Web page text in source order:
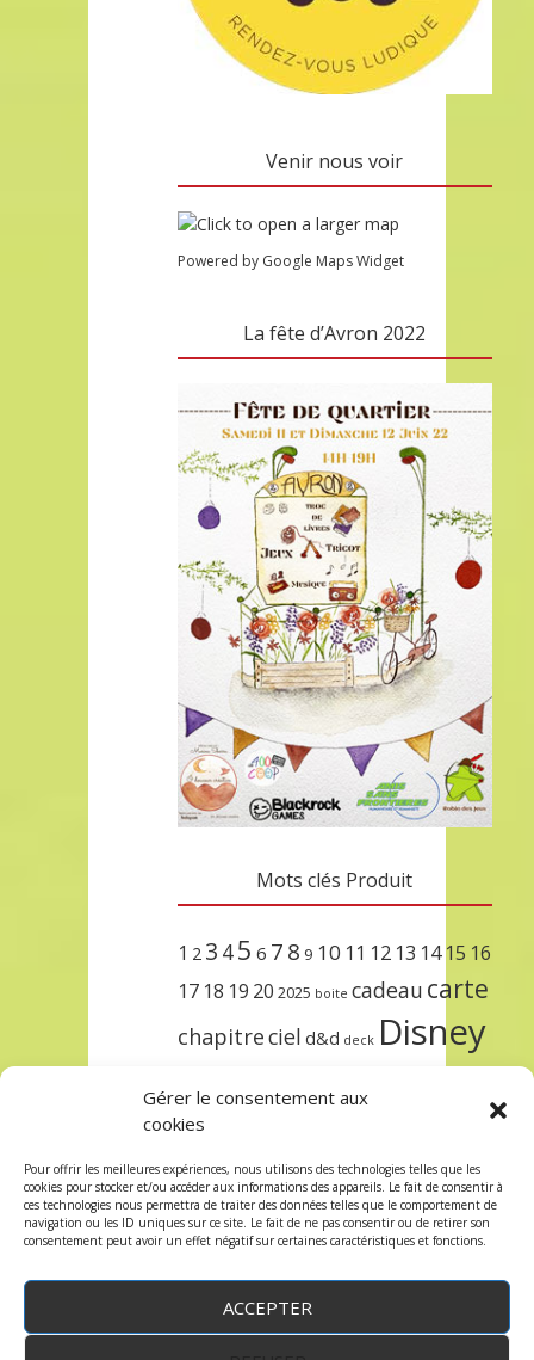
Gérer le consentement aux
cookies
Pour offrir les meilleures expériences, nous utilisons des technologies telles que les
cookies pour stocker et/ou accéder aux informations des appareils. Le fait de consentir à
ces technologies nous permettra de traiter des données telles que le comportement de
navigation ou les ID uniques sur ce site. Le fait de ne pas consentir ou de retirer son
consentement peut avoir un effet négatif sur certaines caractéristiques et fonctions.
ACCEPTER
Venir nous voir
Powered by Google Maps Widget
La fête d’Avron 2022
Mots clés Produit
1 2 3 45 6 7 8 9 10 11 12 13 14 15 16
17 18 19 20 2025 boite cadeau carte
chapitreciel d&d deck Disney
lorcana
protègeprécommandesetsleeve
terre trois unlockursula étincelant